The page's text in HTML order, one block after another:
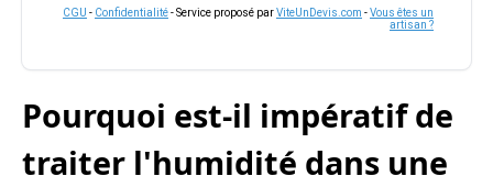
CGU - Confidentialité- Service proposé parViteUnDevis.com -Vous êtes un
artisan ?
Pourquoi est-il impératif de
traiter l'humidité dans une